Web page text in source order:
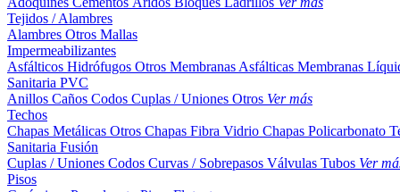
Tejidos / Alambres
Alambres Otros Mallas
Impermeabilizantes
Asfálticos Hidrófugos Otros Membranas Asfálticas Membranas
Sanitaria PVC
Anillos Caños Codos Cuplas / Uniones Otros Ver más
Techos
Chapas Metálicas Otros Chapas Fibra Vidrio Chapas Policarbonato
Sanitaria Fusión
Cuplas / Uniones Codos Curvas / Sobrepasos Válvulas Tubos Ver
Pisos